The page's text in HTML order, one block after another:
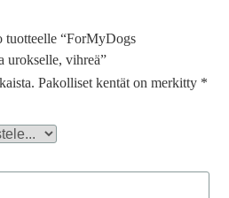
tuotteelle “ForMyDogs
urokselle, vihreä”
Pakolliset kentät on merkitty *